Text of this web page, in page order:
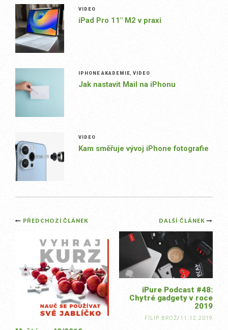
VIDEO
iPad Pro 11″ M2 v praxi
IPHONE AKADEMIE VIDEO
Jak nastavit Mail na iPhonu
VIDEO
Kam směřuje vývoj iPhone fotografie
Post
navigation
DALŠÍ ČLÁNEK
iPure Podcast #48:
Chytré gadgety v roce
2019
FILIP BROŽ/ 11.12.2019
PŘEDCHOZÍ ČLÁNEK